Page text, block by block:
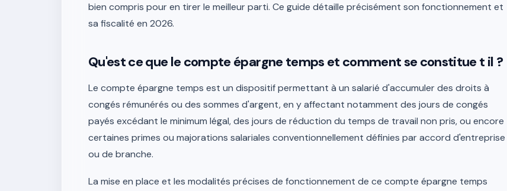
bien compris pour en tirer le meilleur parti. Ce guide détaille précisément son fonctionnement et
sa fiscalité en 2026.
Qu'est ce que le compte épargne temps et comment se constitue t il ?
Le compte épargne temps est un dispositif permettant à un salarié d'accumuler des droits à
congés rémunérés ou des sommes d'argent, en y affectant notamment des jours de congés
payés excédant le minimum légal, des jours de réduction du temps de travail non pris, ou encore
certaines primes ou majorations salariales conventionnellement définies par accord d'entreprise
ou de branche.
La mise en place et les modalités précises de fonctionnement de ce compte épargne temps